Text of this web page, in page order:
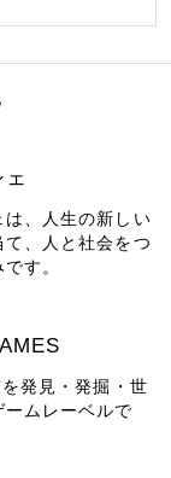
は、人生の新しい
て、人と社会をつ
す。
を発見・発掘・世
ームレーベルで